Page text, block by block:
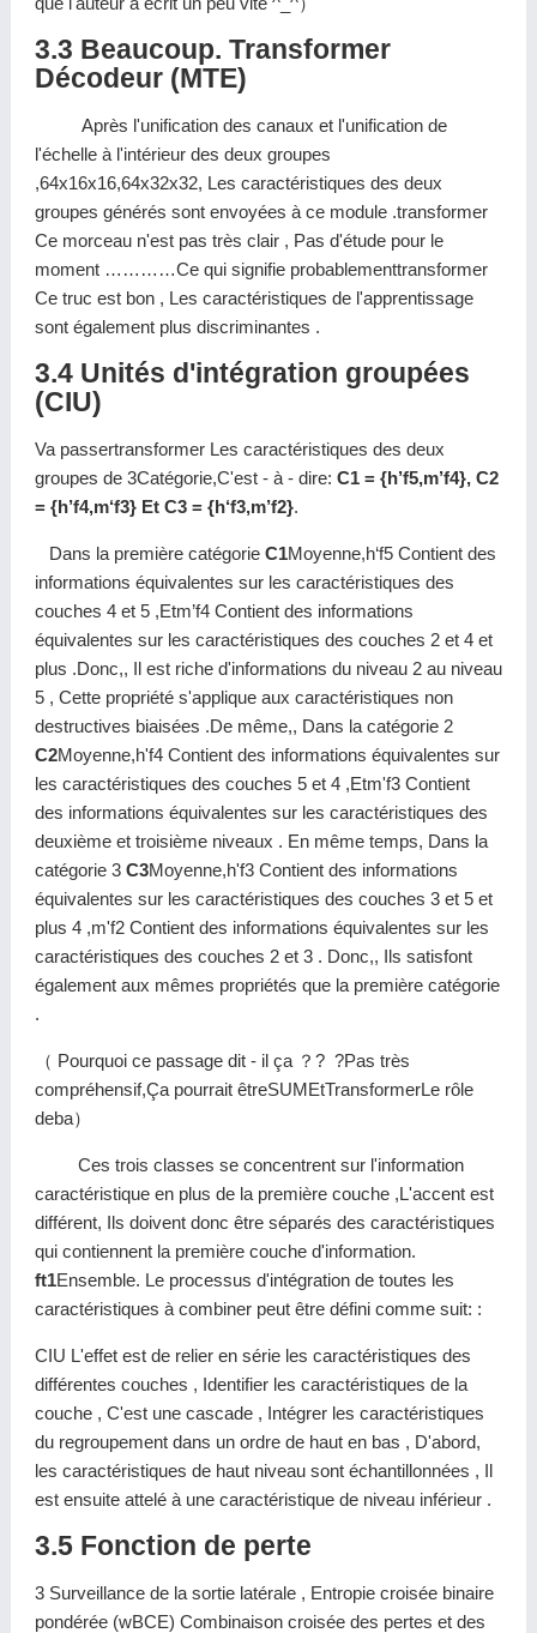
3.3 Beaucoup. Transformer
Décodeur (MTE)
Après l'unification des canaux et l'unification de
l'échelle à l'intérieur des deux groupes
,64x16x16,64x32x32, Les caractéristiques des deux
groupes générés sont envoyées à ce module .transformer
Ce morceau n'est pas très clair , Pas d'étude pour le
moment …………Ce qui signifie probablementtransformer
Ce truc est bon , Les caractéristiques de l'apprentissage
sont également plus discriminantes .
3.4 Unités d'intégration groupées
(CIU)
Va passertransformer Les caractéristiques des deux
groupes de 3Catégorie,C'est - à - dire: C1 = {h’f5,m’f4}, C2
= {h’f4,m‘f3} Et C3 = {h‘f3,m’f2}.
Dans la première catégorie C1Moyenne,h‘f5 Contient des
informations équivalentes sur les caractéristiques des
couches 4 et 5 ,Etm’f4 Contient des informations
équivalentes sur les caractéristiques des couches 2 et 4 et
plus .Donc,, Il est riche d'informations du niveau 2 au niveau
5 , Cette propriété s'applique aux caractéristiques non
destructives biaisées .De même,, Dans la catégorie 2
C2Moyenne,h'f4 Contient des informations équivalentes sur
les caractéristiques des couches 5 et 4 ,Etm'f3 Contient
des informations équivalentes sur les caractéristiques des
deuxième et troisième niveaux . En même temps, Dans la
catégorie 3 C3Moyenne,h'f3 Contient des informations
équivalentes sur les caractéristiques des couches 3 et 5 et
plus 4 ,m'f2 Contient des informations équivalentes sur les
caractéristiques des couches 2 et 3 . Donc,, Ils satisfont
également aux mêmes propriétés que la première catégorie
.
（ Pourquoi ce passage dit - il ça ？? ?Pas très
compréhensif,Ça pourrait êtreSUMEtTransformerLe rôle
deba）
Ces trois classes se concentrent sur l'information
caractéristique en plus de la première couche ,L'accent est
différent, Ils doivent donc être séparés des caractéristiques
qui contiennent la première couche d'information.
ft1Ensemble. Le processus d'intégration de toutes les
caractéristiques à combiner peut être défini comme suit: :
CIU L'effet est de relier en série les caractéristiques des
différentes couches , Identifier les caractéristiques de la
couche , C'est une cascade , Intégrer les caractéristiques
du regroupement dans un ordre de haut en bas , D'abord,
les caractéristiques de haut niveau sont échantillonnées , Il
est ensuite attelé à une caractéristique de niveau inférieur .
3.5 Fonction de perte
3 Surveillance de la sortie latérale , Entropie croisée binaire
pondérée (wBCE) Combinaison croisée des pertes et des